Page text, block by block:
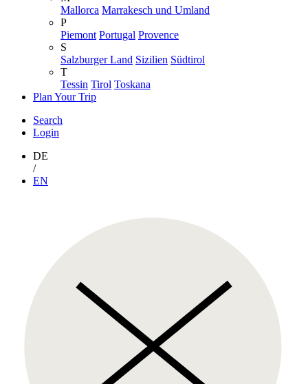
Mallorca Marrakesch und Umland
P
Piemont Portugal Provence
S
Salzburger Land Sizilien Südtirol
T
Tessin Tirol Toskana
Plan Your Trip
Search
Login
DE
/
EN